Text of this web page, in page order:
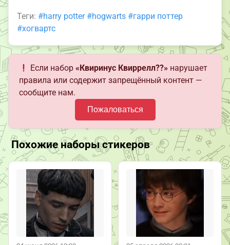
Теги: #harry potter #hogwarts #гарри поттер
#хогвартс
Если набор«Квиринус Квиррелл??» нарушает
правила или содержит запрещённый контент —
сообщите нам.
Пожаловаться
Похожие наборы стикеров